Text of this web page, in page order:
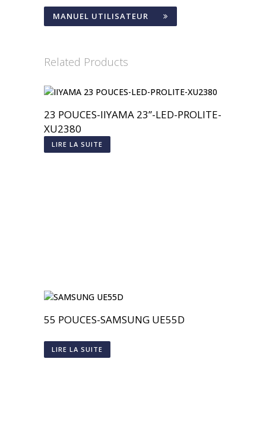
MANUEL UTILISATEUR
Related Products
23 POUCES-IIYAMA 23’’-LED-PROLITE-
XU2380
LIRE LA SUITE
55 POUCES-SAMSUNG UE55D
LIRE LA SUITE